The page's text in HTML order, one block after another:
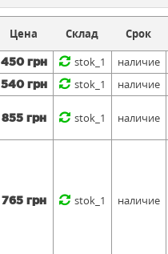
Цена Склад Срок
450 грн stok_1 наличие
540 грн stok_1 наличие
855 грн stok_1 наличие
765 грн stok_1 наличие